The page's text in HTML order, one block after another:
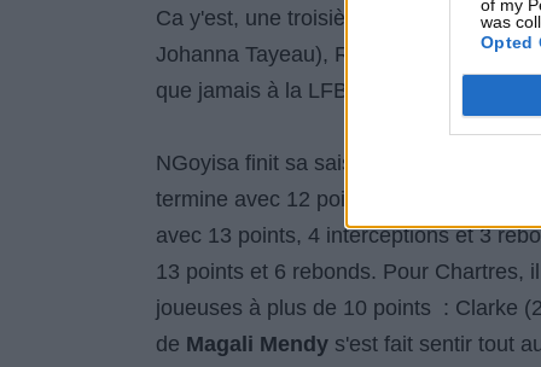
of my
was
Opted
Ca y'est, une troisième finale LF2 de
Johanna Tayeau), Roche-Vendée
que jamais à la LFB sur le plan sportif
NGoyisa finit sa saison avec un
termine avec 12 points, 8 rebonds et 3
avec 13 points, 4 interceptions et 3
13 points et 6 rebonds. Pour Chartres,
joueuses à plus de 10 points : Clarke
de Magali Mendy s'est fait sentir tout